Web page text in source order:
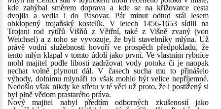
kde zahýbal směrem doprava a kde se na křižovatce cesta
dvojila a vedla i do Pasovar. Pár minut odtud stál lesem
obklopený trojaňský kostelík. V letech 1456-1653 sídlil na
Trojani rod rytířů Višňů z Větřní, také z Višně zvaný (von
Weichsel) a z toho se vyvozuje, že byli stavebníky mlýna. Už
právě vodní služebnosti hovoří ve prospěch předpokladu, že
tento mlýn klapal v tomto údolí jako první. Ve vlastním rybníce
mohl majitel podle libosti zadržovat vody potoka či je naopak
nechat volně plynout dál. V časech sucha mu to přinášelo
výhody, dolnímu mlynáři to však mohlo být velice nepříjemné.
Nedošlo však nikdy ke střetu v té věci už proto, že i postižený si
byl plně vědom prastarého práva.
Nový majitel nabyl předtím odborných zkušeností jako